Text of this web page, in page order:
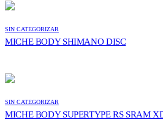
SIN CATEGORIZAR
MICHE BODY SHIMANO DISC
SIN CATEGORIZAR
MICHE BODY SUPERTYPE RS SRAM